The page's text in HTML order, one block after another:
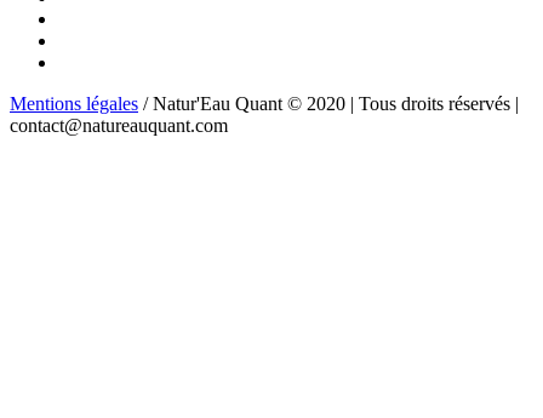
Mentions légales / Natur'Eau Quant © 2020 | Tous droits réservés |
contact@natureauquant.com